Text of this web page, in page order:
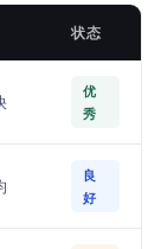
状态
优
秀
良
好